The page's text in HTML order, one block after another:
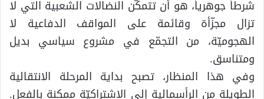
شرطاً جوهرياً، هو أن تتمكّن النضالات الشعبية التي لا
تزال مجزّأة وقائمة على المواقف الدفاعية لا
الهجوميّة، من التجمّع في مشروع سياسي بديل
ومتناسق.
وفي هذا المنظار، تصبح بداية المرحلة الانتقالية
الطويلة من الرأسمالية إلى الاشتراكيّة ممكنة بالفعل.